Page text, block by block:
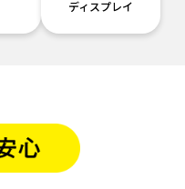
ディスプレイ